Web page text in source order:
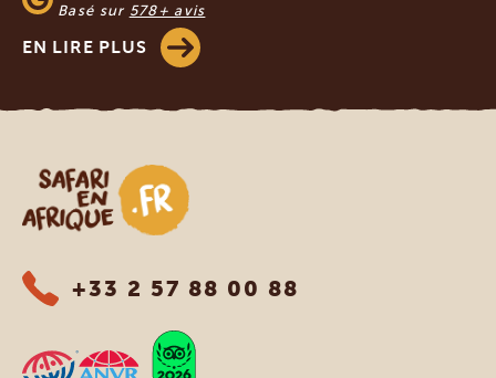
Basé sur 578+ avis
EN LIRE PLUS
Safari en Afrique
+33 2 57 88 00 88